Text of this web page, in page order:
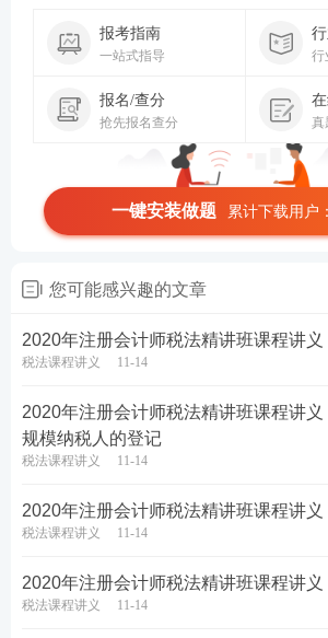
报考指南
一站式指导 行
报名/查分
抢先报名查分 真
一键安装做题 累计下载用户
您可能感兴趣的文章
2020年注册会计师税法精讲班课程讲义
税法课程讲义 11-14
2020年注册会计师税法精讲班课程讲
规模纳税人的登记
税法课程讲义 11-14
2020年注册会计师税法精讲班课程讲
税法课程讲义 11-14
2020年注册会计师税法精讲班课程讲义
税法课程讲义 11-14